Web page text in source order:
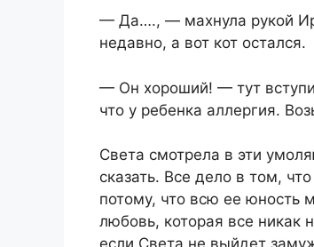
— Да…., — махнула рукой
недавно, а вот кот остался.
— Он хороший! — тут
что у ребенка аллергия.
Света смотрела в эти
сказать. Все дело в том,
потому, что всю ее юность
любовь, которая все никак